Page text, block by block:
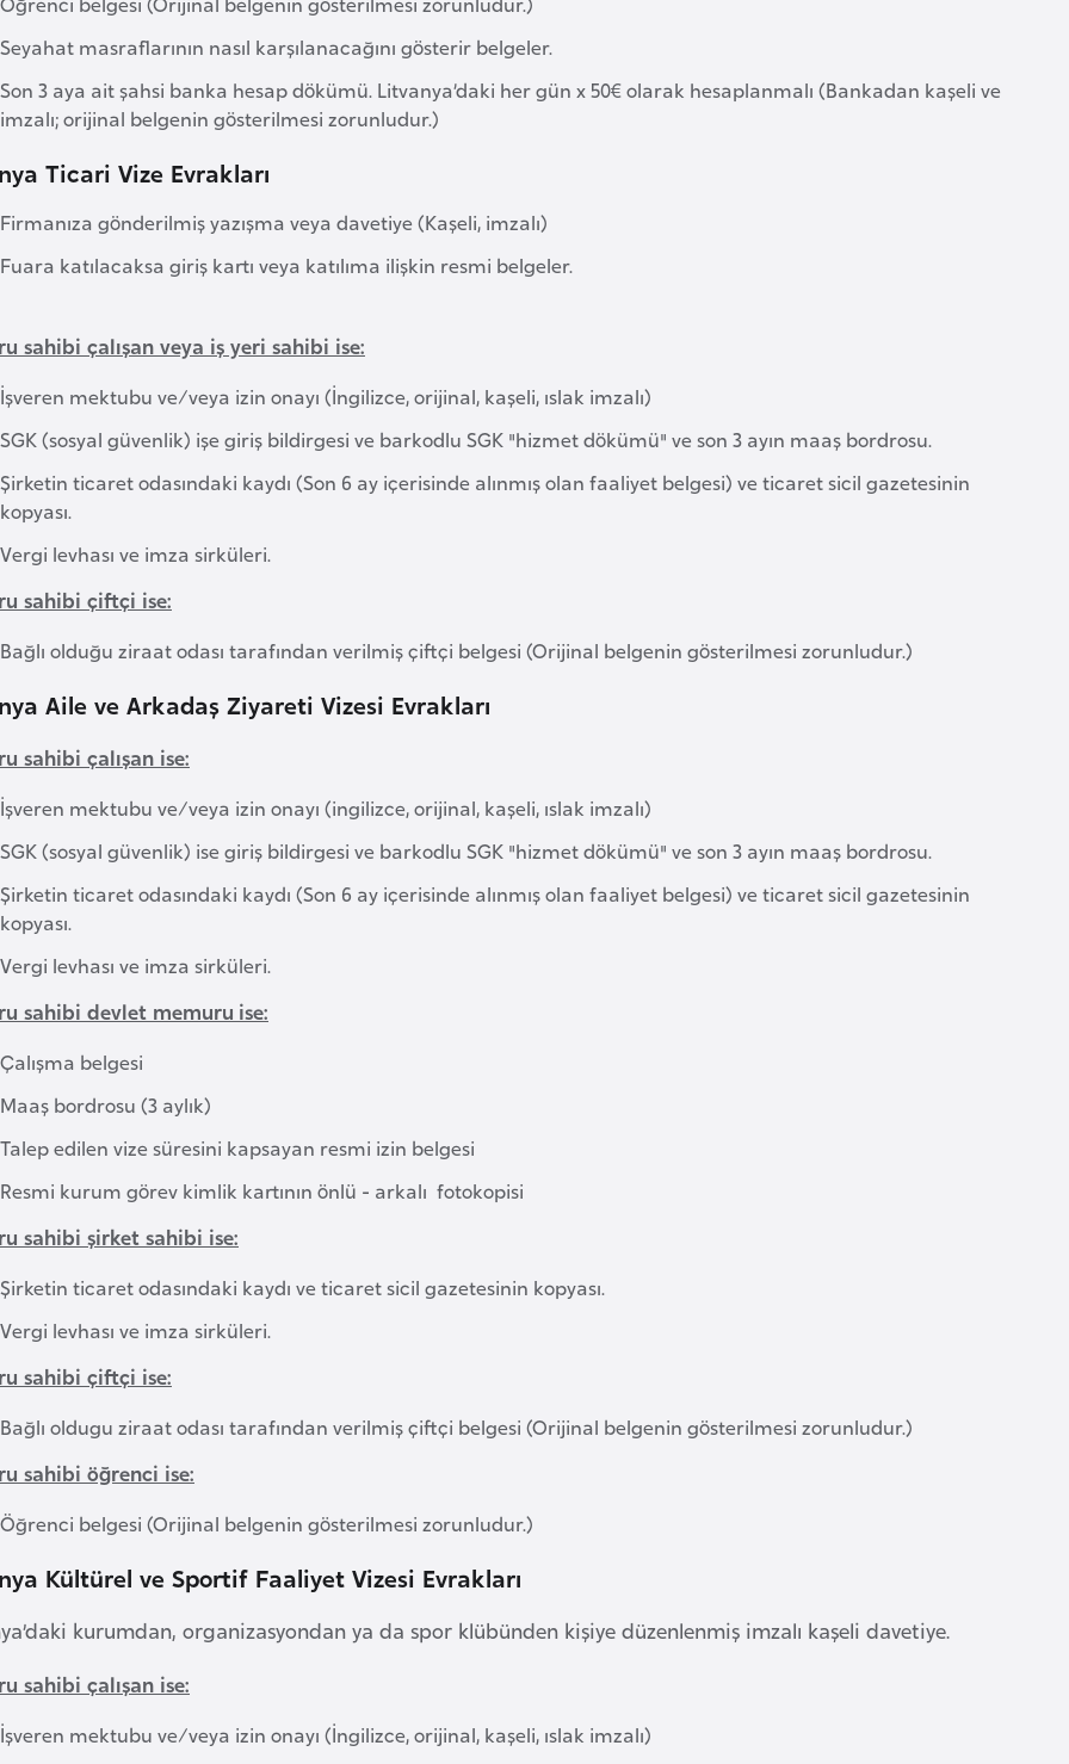
Seyahat masraflarının nasıl karşılanacağını gösterir belgeler.
Son 3 aya ait şahsi banka hesap dökümü. Litvanya’daki her gün x 50€ olarak hesaplanmalı (Bankadan kaşeli ve
imzalı; orijinal belgenin gösterilmesi zorunludur.)
Ticari Vize Evrakları
Firmanıza gönderilmiş yazışma veya davetiye (Kaşeli, imzalı)
Fuara katılacaksa giriş kartı veya katılıma ilişkin resmi belgeler.
sahibi çalışan veya iş yeri sahibi ise:
İşveren mektubu ve/veya izin onayı (İngilizce, orijinal, kaşeli, ıslak imzalı)
SGK (sosyal güvenlik) işe giriş bildirgesi ve barkodlu SGK "hizmet dökümü" ve son 3 ayın maaş bordrosu.
Şirketin ticaret odasındaki kaydı (Son 6 ay içerisinde alınmış olan faaliyet belgesi) ve ticaret sicil gazetesinin
kopyası.
Vergi levhası ve imza sirküleri.
sahibi çiftçi ise:
Bağlı olduğu ziraat odası tarafından verilmiş çiftçi belgesi (Orijinal belgenin gösterilmesi zorunludur.)
Aile ve Arkadaş Ziyareti Vizesi Evrakları
sahibi çalışan ise:
İşveren mektubu ve/veya izin onayı (ingilizce, orijinal, kaşeli, ıslak imzalı)
SGK (sosyal güvenlik) ise giriş bildirgesi ve barkodlu SGK "hizmet dökümü" ve son 3 ayın maaş bordrosu.
Şirketin ticaret odasındaki kaydı (Son 6 ay içerisinde alınmış olan faaliyet belgesi) ve ticaret sicil gazetesinin
kopyası.
Vergi levhası ve imza sirküleri.
sahibi devlet memuru ise:
Çalışma belgesi
Maaş bordrosu (3 aylık)
Talep edilen vize süresini kapsayan resmi izin belgesi
Resmi kurum görev kimlik kartının önlü - arkalı fotokopisi
sahibi şirket sahibi ise:
Şirketin ticaret odasındaki kaydı ve ticaret sicil gazetesinin kopyası.
Vergi levhası ve imza sirküleri.
sahibi çiftçi ise:
Bağlı oldugu ziraat odası tarafından verilmiş çiftçi belgesi (Orijinal belgenin gösterilmesi zorunludur.)
sahibi öğrenci ise:
Öğrenci belgesi (Orijinal belgenin gösterilmesi zorunludur.)
Kültürel ve Sportif Faaliyet Vizesi Evrakları
kurumdan, organizasyondan ya da spor klübünden kişiye düzenlenmiş imzalı kaşeli davetiye.
sahibi çalışan ise:
İşveren mektubu ve/veya izin onayı (İngilizce, orijinal, kaşeli, ıslak imzalı)